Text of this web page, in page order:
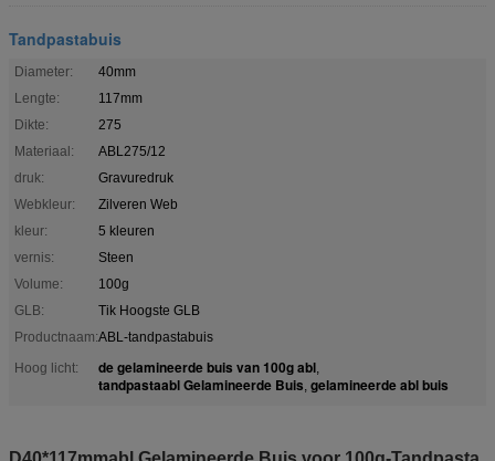
Tandpastabuis
Diameter:
40mm
Lengte:
117mm
Dikte:
275
Materiaal:
ABL275/12
druk:
Gravuredruk
Webkleur:
Zilveren Web
kleur:
5 kleuren
vernis:
Steen
Volume:
100g
GLB:
Tik Hoogste GLB
Productnaam:ABL-tandpastabuis
Hoog licht:
de gelamineerde buis van 100g abl,
tandpastaabl Gelamineerde Buis, gelamineerde abl buis